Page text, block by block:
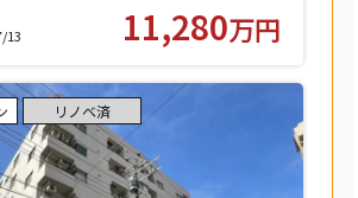
13 11,280万円
リノベ済